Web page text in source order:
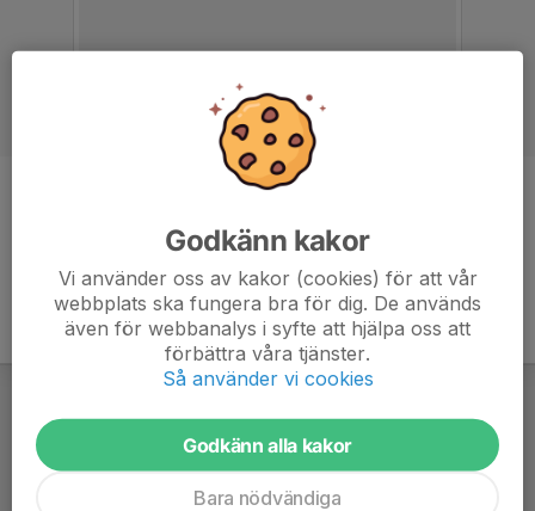
Godkänn kakor
Vi använder oss av kakor (cookies) för att vår
webbplats ska fungera bra för dig. De används
även för webbanalys i syfte att hjälpa oss att
förbättra våra tjänster.
Så använder vi cookies
Godkänn alla kakor
Bara nödvändiga